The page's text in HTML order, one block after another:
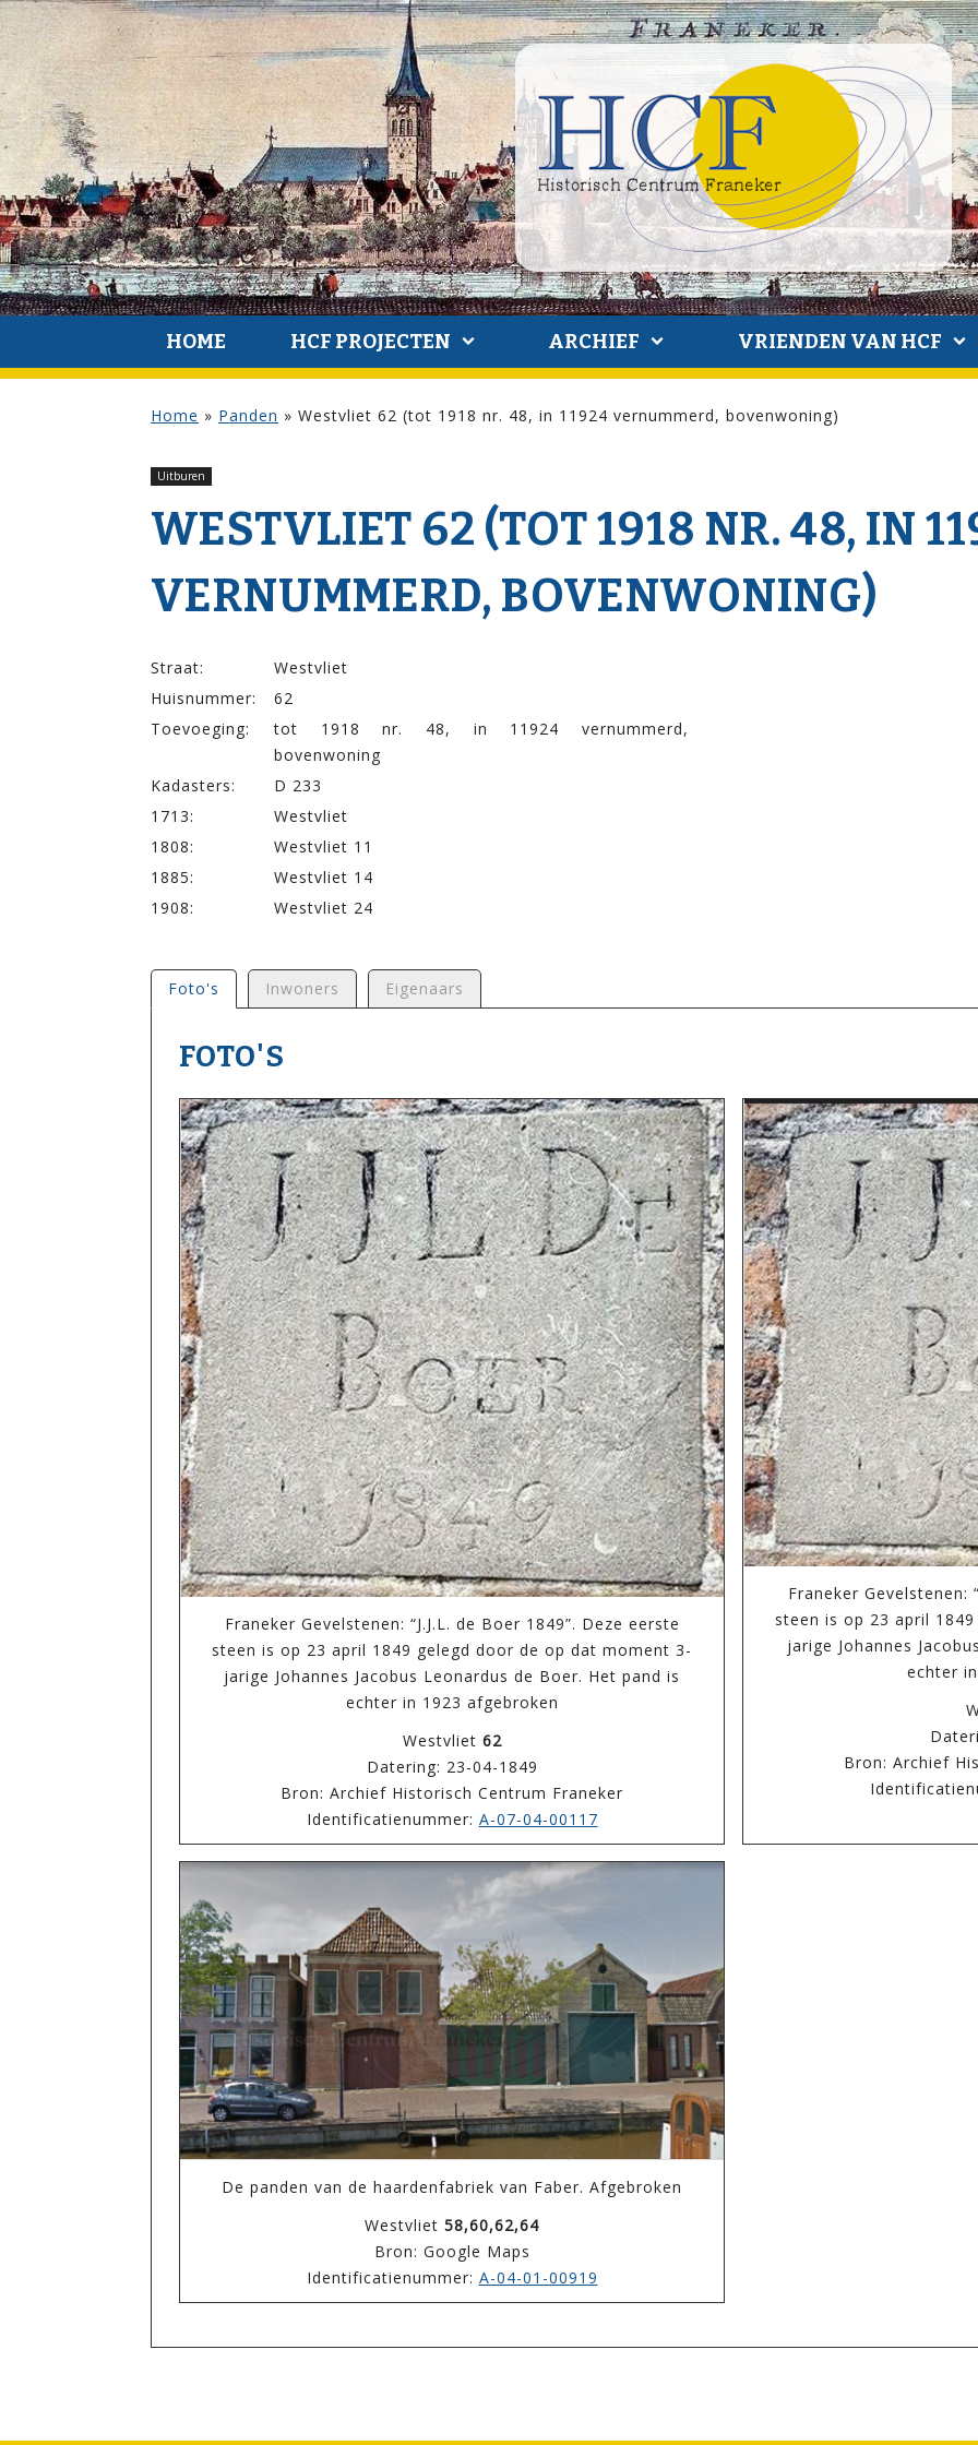
HOME HCF PROJECTEN ARCHIEF VRIENDEN VAN HCF
Home » Panden » Westvliet 62 (tot 1918 nr. 48, in 11924 vernummerd, bovenwoning)
Uitburen
WESTVLIET 62 (TOT 1918 NR. 48, IN
VERNUMMERD, BOVENWONING)
Straat:
Westvliet
Huisnummer:
62
Toevoeging:
tot 1918 nr. 48, in 11924 vernummerd,
bovenwoning
Kadasters:
D 233
1713:
Westvliet
1808:
Westvliet 11
1885:
Westvliet 14
1908:
Westvliet 24
Foto's Inwoners Eigenaars
FOTO'S
Franeker Gevelstenen: “J.J.L. de Boer 1849”. Deze eerste
steen is op 23 april 1849 gelegd door de op dat moment 3-
jarige Johannes Jacobus Leonardus de Boer. Het pand is
echter in 1923 afgebroken
Westvliet 62
Datering: 23-04-1849
Bron: Archief Historisch Centrum Franeker
Identificatienummer: A-07-04-00117
Franeker Gevelstenen:
steen is op 23 april
jarige Johannes
echter
Bron: Archief
De panden van de haardenfabriek van Faber. Afgebroken
Westvliet 58,60,62,64
Bron: Google Maps
Identificatienummer: A-04-01-00919